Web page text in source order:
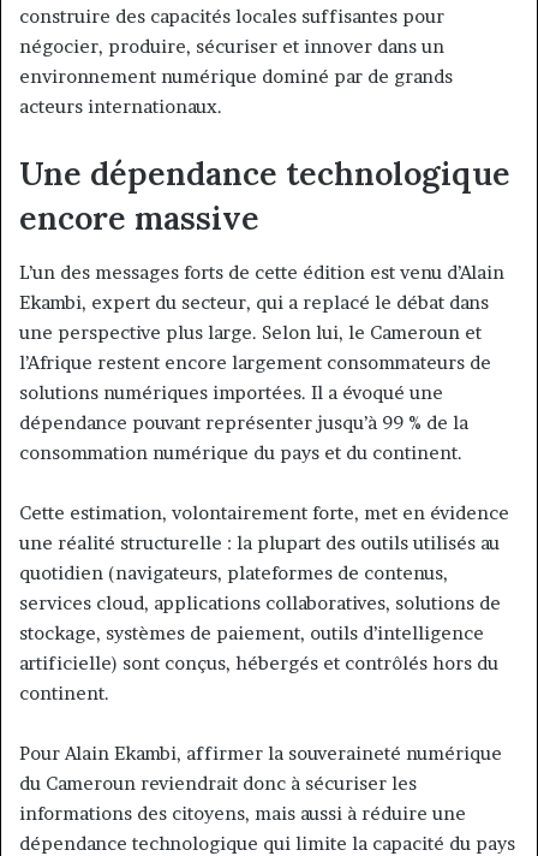
construire des capacités locales suffisantes pour
négocier, produire, sécuriser et innover dans un
environnement numérique dominé par de grands
acteurs internationaux.
Une dépendance technologique
encore massive
L’un des messages forts de cette édition est venu d’Alain
Ekambi, expert du secteur, qui a replacé le débat dans
une perspective plus large. Selon lui, le Cameroun et
l’Afrique restent encore largement consommateurs de
solutions numériques importées. Il a évoqué une
dépendance pouvant représenter jusqu’à 99 % de la
consommation numérique du pays et du continent.
Cette estimation, volontairement forte, met en évidence
une réalité structurelle : la plupart des outils utilisés au
quotidien (navigateurs, plateformes de contenus,
services cloud, applications collaboratives, solutions de
stockage, systèmes de paiement, outils d’intelligence
artificielle) sont conçus, hébergés et contrôlés hors du
continent.
Pour Alain Ekambi, affirmer la souveraineté numérique
du Cameroun reviendrait donc à sécuriser les
informations des citoyens, mais aussi à réduire une
dépendance technologique qui limite la capacité du pays